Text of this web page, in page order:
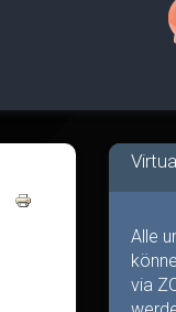
Alle
via